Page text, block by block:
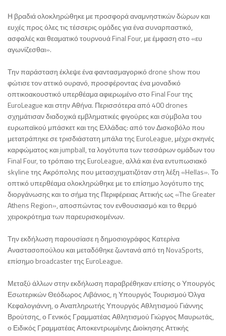
Η βραδιά ολοκληρώθηκε με προσφορά αναμνηστικών δώρων και
ευχές προς όλες τις τέσσερις ομάδες για ένα συναρπαστικό,
ασφαλές και θεαματικό τουρνουά Final Four, με έμφαση στο «ευ
αγωνίζεσθαι».
Την παράσταση έκλεψε ένα φαντασμαγορικό drone show που
φώτισε τον αττικό ουρανό, προσφέροντας ένα μοναδικό
οπτικοακουστικό υπερθέαμα αφιερωμένο στο Final Four της
EuroLeague και στην Αθήνα. Περισσότερα από 400 drones
σχημάτισαν διαδοχικά εμβληματικές φιγούρες και σύμβολα του
ευρωπαϊκού μπάσκετ και της Ελλάδας: από τον Δισκοβόλο που
μετατράπηκε σε τρισδιάστατη μπάλα της EuroLeague, μέχρι σκηνές
καρφώματος και jumpball, τα λογότυπα των τεσσάρων ομάδων του
Final Four, το τρόπαιο της EuroLeague, αλλά και ένα εντυπωσιακό
skyline της Ακρόπολης που μετασχηματιζόταν στη λέξη «Hellas». Το
οπτικό υπερθέαμα ολοκληρώθηκε με το επίσημο λογότυπο της
διοργάνωσης και το σήμα της Περιφέρειας Αττικής ως «The Greater
Athens Region», αποσπώντας τον ενθουσιασμό και το θερμό
χειροκρότημα των παρευρισκομένων.
Την εκδήλωση παρουσίασε η δημοσιογράφος Κατερίνα
Αναστασοπούλου και μεταδόθηκε ζωντανά από τη NovaSports,
επίσημο broadcaster της EuroLeague.
Μεταξύ άλλων στην εκδήλωση παραβρέθηκαν επίσης ο Υπουργός
Εσωτερικών Θεόδωρος Λιβάνιος, η Υπουργός Τουρισμού Όλγα
Κεφαλογιάννη, ο Αναπληρωτής Υπουργός Αθλητισμού Γιάννης
Βρούτσης, ο Γενικός Γραμματέας Αθλητισμού Γιώργος Μαυρωτάς,
ο Ειδικός Γραμματέας Αποκεντρωμένης Διοίκησης Αττικής